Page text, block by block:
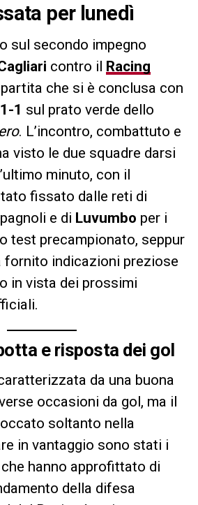
per lunedì
sul secondo impegno
contro il Racing
partita che si è conclusa con
1-1 sul prato verde dello
. L’incontro, combattuto e
visto le due squadre darsi
minuto, con il
fissato dalle reti di
e di Luvumbo per i
test precampionato, seppur
fornito indicazioni preziose
in vista dei prossimi
e risposta dei gol
da una buona
occasioni da gol, ma il
soltanto nella
in vantaggio sono stati i
hanno approfittato di
della difesa